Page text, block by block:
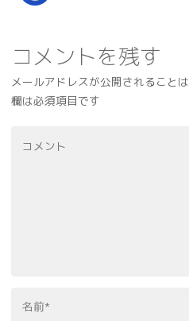
コメントを残す
メールアドレスが公開されることは
欄は必須項目です